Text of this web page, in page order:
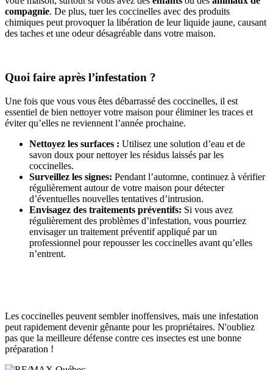
compagnie. De plus, tuer les coccinelles avec des produits
chimiques peut provoquer la libération de leur liquide jaune, causant
des taches et une odeur désagréable dans votre maison.
Quoi faire après l’infestation ?
Une fois que vous vous êtes débarrassé des coccinelles, il est
essentiel de bien nettoyer votre maison pour éliminer les traces et
éviter qu’elles ne reviennent l’année prochaine.
Nettoyez les surfaces : Utilisez une solution d’eau et de
savon doux pour nettoyer les résidus laissés par les
coccinelles.
Surveillez les signes: Pendant l’automne, continuez à vérifier
régulièrement autour de votre maison pour détecter
d’éventuelles nouvelles tentatives d’intrusion.
Envisagez des traitements préventifs: Si vous avez
régulièrement des problèmes d’infestation, vous pourriez
envisager un traitement préventif appliqué par un
professionnel pour repousser les coccinelles avant qu’elles
n’entrent.
Les coccinelles peuvent sembler inoffensives, mais une infestation
peut rapidement devenir gênante pour les propriétaires. N'oubliez
pas que la meilleure défense contre ces insectes est une bonne
préparation !